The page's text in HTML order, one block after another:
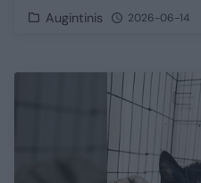
Augintinis 2026-06-14